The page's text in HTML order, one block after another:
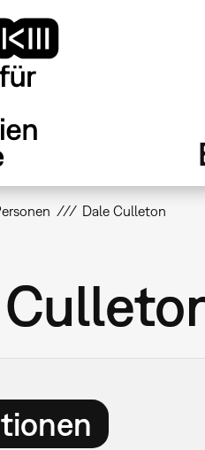
Dale Culleton